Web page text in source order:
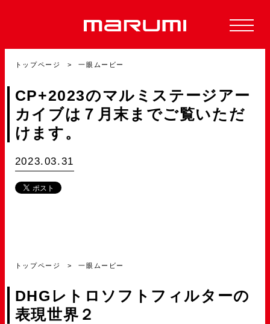
トップページ 一眼ムービー
CP+2023のマルミステージアー
カイブは７月末までご覧いただ
けます。
2023.03.31
トップページ 一眼ムービー
DHGレトロソフトフィルターの
表現世界２